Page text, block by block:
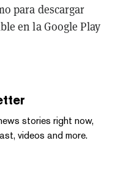
para descargar
en la Google Play
stories right now,
videos and more.